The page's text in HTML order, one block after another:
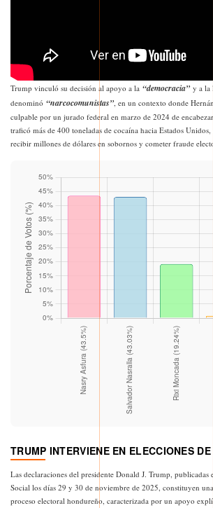
Trump vinculó su decisión al apoyo a la “democracia” y a la
denominó “narcocomunistas”, en un contexto donde
culpable por un jurado federal en marzo de 2024 de
traficó más de 400 toneladas de cocaína hacia Estados
recibir millones de dólares en sobornos y cometer fraude
TRUMP INTERVIENE EN ELECCIONES
Las declaraciones del presidente Donald J. Trump, publicadas
Social los días 29 y 30 de noviembre de 2025, constituyen
proceso electoral hondureño, caracterizada por un apoyo